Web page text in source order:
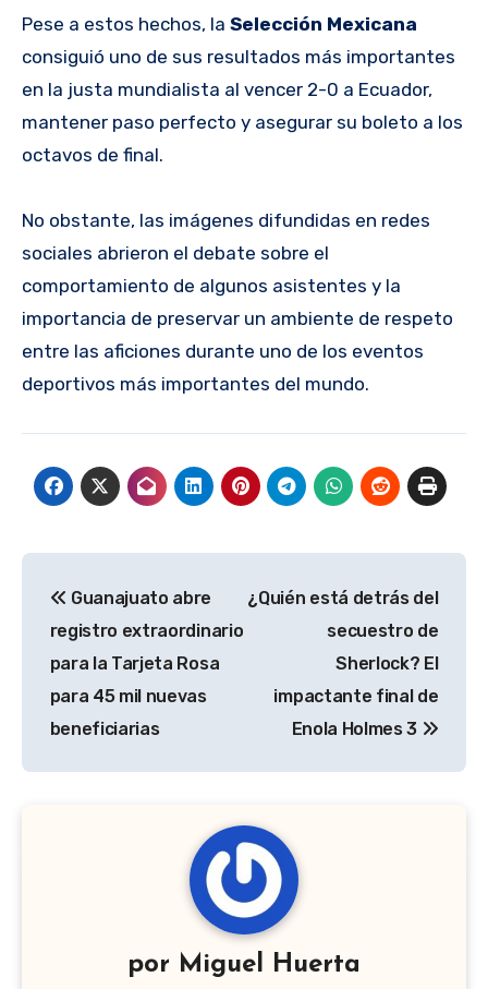
Pese a estos hechos, la Selección Mexicana
consiguió uno de sus resultados más importantes
en la justa mundialista al vencer 2-0 a Ecuador,
mantener paso perfecto y asegurar su boleto a los
octavos de final.
No obstante, las imágenes difundidas en redes
sociales abrieron el debate sobre el
comportamiento de algunos asistentes y la
importancia de preservar un ambiente de respeto
entre las aficiones durante uno de los eventos
deportivos más importantes del mundo.
de
entradas
Guanajuato abre
registro extraordinario
para la Tarjeta Rosa
para 45 mil nuevas
beneficiarias
¿Quién está detrás del
secuestro de
Sherlock? El
impactante final de
Enola Holmes 3
por Miguel Huerta